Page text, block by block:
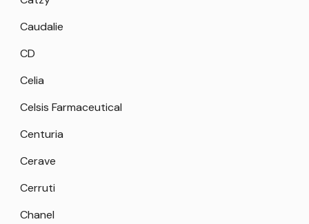
Caudalie
CD
Celia
Celsis Farmaceutical
Centuria
Cerave
Cerruti
Chanel